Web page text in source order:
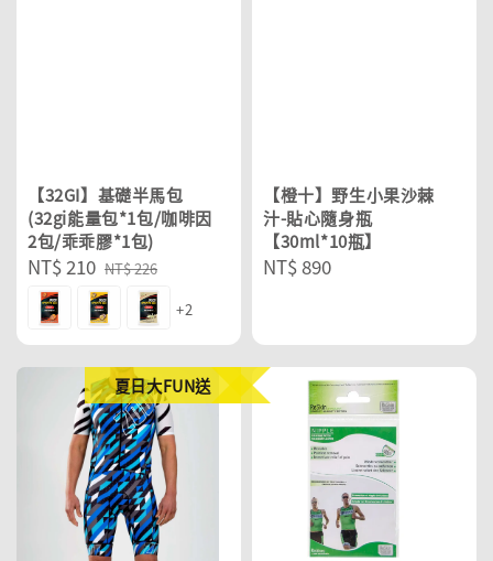
【32GI】基礎半馬包
(32gi能量包*1包/咖啡因
2包/乖乖膠*1包)
Sale
price
NT$ 210 Regular
price
NT$ 226
+2
【橙十】野生小果沙棘
汁-貼心隨身瓶
【30ml*10瓶】
Regular
NT$ 890
夏日大FUN送